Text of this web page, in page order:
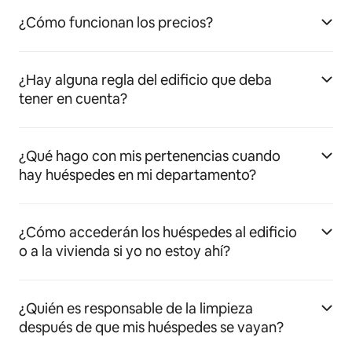
¿Cómo funcionan los precios?
¿Hay alguna regla del edificio que deba
tener en cuenta?
¿Qué hago con mis pertenencias cuando
hay huéspedes en mi departamento?
¿Cómo accederán los huéspedes al edificio
o a la vivienda si yo no estoy ahí?
¿Quién es responsable de la limpieza
después de que mis huéspedes se vayan?